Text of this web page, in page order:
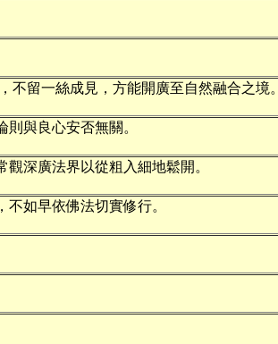
不留一絲成見，方能開廣至自然融合之境。
則與良心安否無關。
深廣法界以從粗入細地鬆開。
不如早依佛法切實修行。